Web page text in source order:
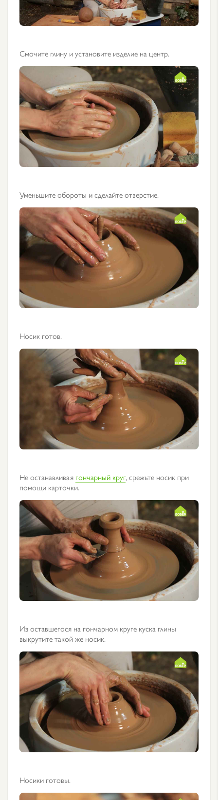
Смочите глину и установите изделие на центр.
Уменьшите обороты и сделайте отверстие.
Носик готов.
Не останавливая гончарный круг, срежьте носик при
помощи карточки.
Из оставшегося на гончарном круге куска глины
выкрутите такой же носик.
Носики готовы.